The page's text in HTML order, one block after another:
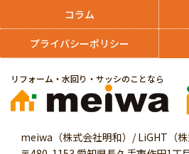
リフォーム・水回り・サッシのことなら
meiwa（株式会社明和）/ LiGHT（株
コラム
プライバシーポリシー